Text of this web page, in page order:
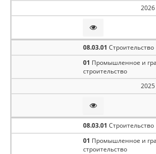
Направление подготовки
Уровень образования
2026
08.03.01 Строительство
01 Промышленное и
строительство
2025
08.03.01 Строительство
01 Промышленное и
строительство